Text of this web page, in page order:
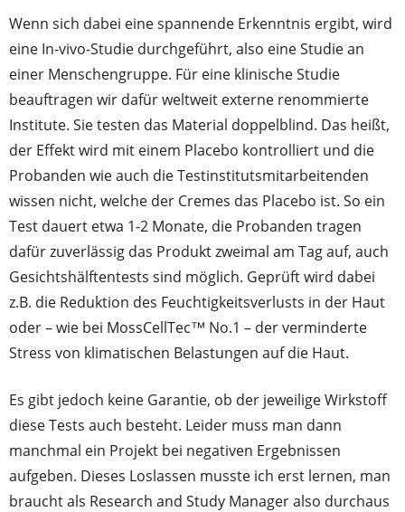
Wenn sich dabei eine spannende Erkenntnis ergibt, wird
eine In-vivo-Studie durchgeführt, also eine Studie an
einer Menschengruppe. Für eine klinische Studie
beauftragen wir dafür weltweit externe renommierte
Institute. Sie testen das Material doppelblind. Das heißt,
der Effekt wird mit einem Placebo kontrolliert und die
Probanden wie auch die Testinstitutsmitarbeitenden
wissen nicht, welche der Cremes das Placebo ist. So ein
Test dauert etwa 1-2 Monate, die Probanden tragen
dafür zuverlässig das Produkt zweimal am Tag auf, auch
Gesichtshälftentests sind möglich. Geprüft wird dabei
z.B. die Reduktion des Feuchtigkeitsverlusts in der Haut
oder – wie bei MossCellTec™ No.1 – der verminderte
Stress von klimatischen Belastungen auf die Haut.
Es gibt jedoch keine Garantie, ob der jeweilige Wirkstoff
diese Tests auch besteht. Leider muss man dann
manchmal ein Projekt bei negativen Ergebnissen
aufgeben. Dieses Loslassen musste ich erst lernen, man
braucht als Research and Study Manager also durchaus